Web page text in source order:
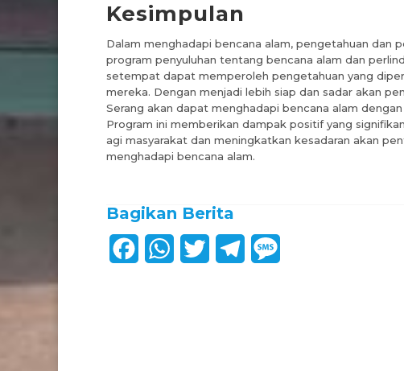
Kesimpulan
Dalam menghadapi bencana alam, pengetahuan dan
program penyuluhan tentang bencana alam dan
setempat dapat memperoleh pengetahuan yang
mereka. Dengan menjadi lebih siap dan sadar akan
Serang akan dapat menghadapi bencana alam
Program ini memberikan dampak positif yang
agi masyarakat dan meningkatkan kesadaran akan
menghadapi bencana alam.
Bagikan Berita
W